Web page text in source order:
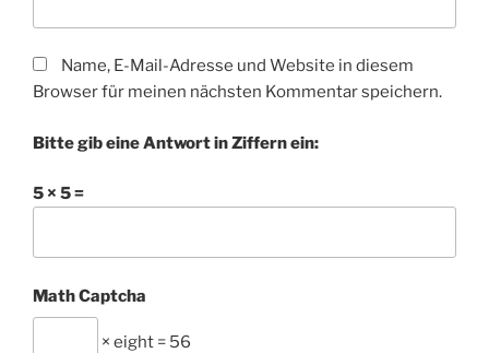
Name, E-Mail-Adresse und Website in diesem
Browser für meinen nächsten Kommentar speichern.
Bitte gib eine Antwort in Ziffern ein:
5 × 5 =
Math Captcha
× eight = 56